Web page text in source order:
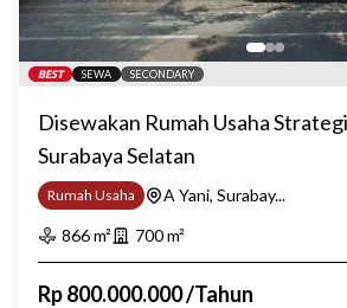
BEST SEWA SECONDARY
Disewakan Rumah Usaha
Surabaya Selatan
Rumah Usaha
A Yani, Surabay...
866m² 700m²
Rp800.000.000/Tahun